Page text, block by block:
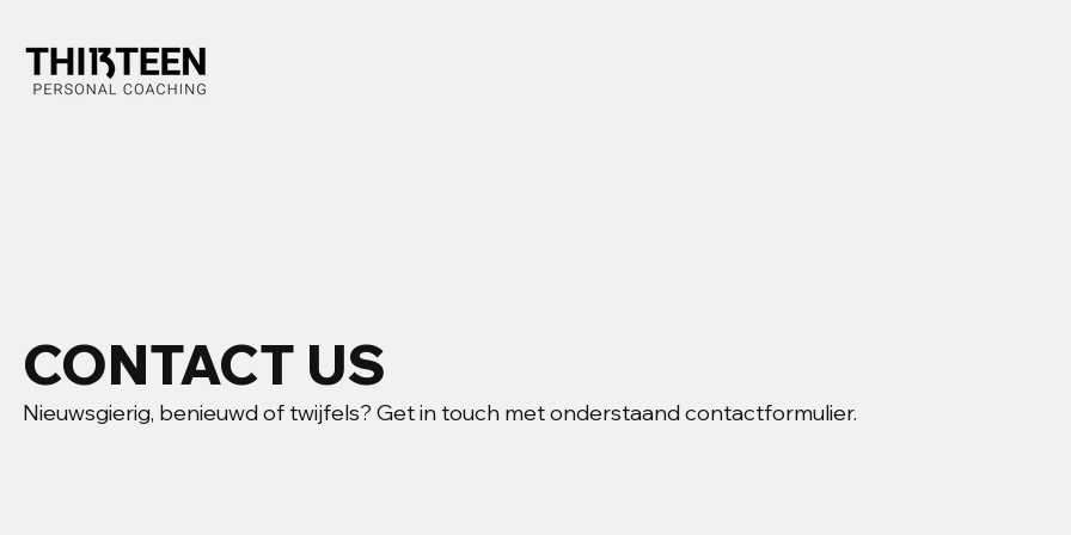
CONTACT US
Nieuwsgierig, benieuwd of twijfels? Get in touch met onderstaand contactformulier.